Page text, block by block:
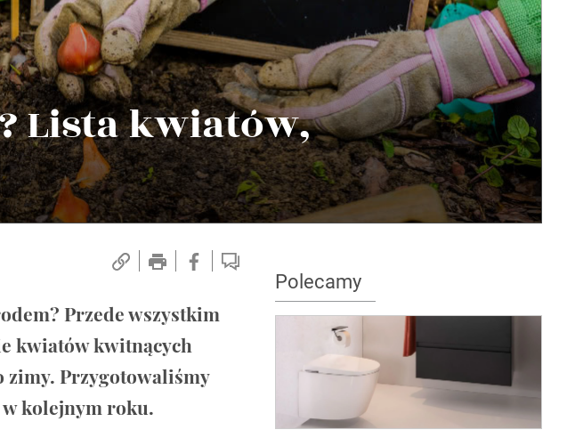
Lista kwiatów,
Przede wszystkim
kwiatów kwitnących
zimy. Przygotowaliśmy
kolejnym roku.
Polecamy